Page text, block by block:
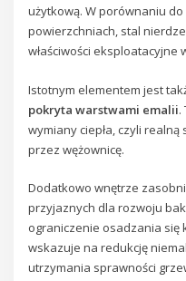
użytkową. W porównaniu
powierzchniach, stal
właściwości eksploatacyjne
Istotnym elementem jest
pokryta warstwami emalii.
wymiany ciepła, czyli
przez wężownicę.
Dodatkowo wnętrze
przyjaznych dla rozwoju
ograniczenie osadzania się
wskazuje na redukcję
utrzymania sprawności